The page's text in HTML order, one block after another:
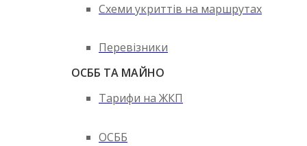
Схеми укриттів на маршрутах
Перевізники
ОСББ ТА МАЙНО
Тарифи на ЖКП
ОСББ